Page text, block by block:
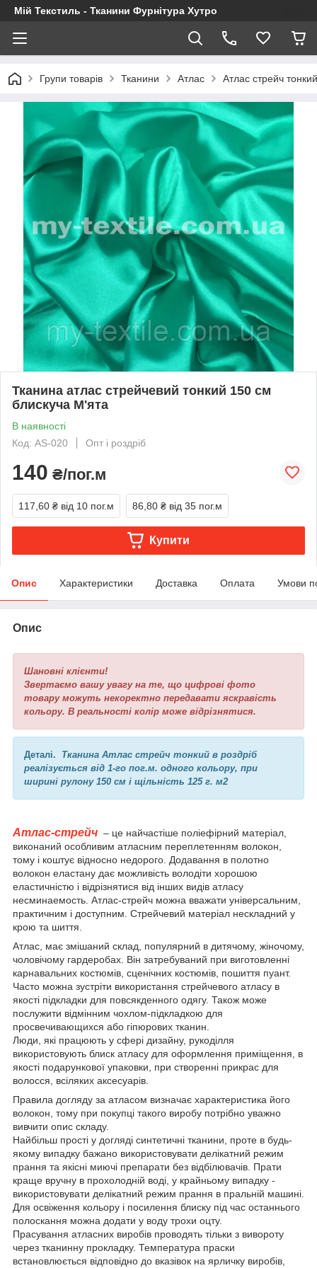
Мій Текстиль - Тканини Фурнітура Хутро
Групи товарів Тканини Атлас Атлас стрейч тонкий
Тканина атлас стрейчевий тонкий 150 см
блискуча М'ята
В наявності
Код: AS-020
Опт і роздріб
140 ₴/пог.м
117,60 ₴ від 10 пог.м 86,80 ₴ від 35 пог.м
Купити
Опис Характеристики Доставка Оплата Умови
Опис
Шановні клієнти!
Звертаємо вашу увагу на те, що цифрові фото
товару можуть некоректно передавати яскравість
кольору. В реальності колір може відрізнятися.
Деталі.
Тканина Атлас стрейч тонкий в роздріб
реалізується від 1-го пог.м. одного кольору, при
ширині рулону 150 см і щільність 125 г. м2
Атлас-стрейч – це найчастіше поліефірний матеріал,
виконаний особливим атласним переплетенням волокон,
тому і коштує відносно недорого. Додавання в полотно
волокон еластану дає можливість володіти хорошою
еластичністю і відрізнятися від інших видів атласу
несминаемость. Атлас-стрейч можна вважати універсальним,
практичним і доступним. Стрейчевий матеріал нескладний у
крою та шиття.
Атлас, має змішаний склад, популярний в дитячому, жіночому,
чоловічому гардеробах. Він затребуваний при виготовленні
карнавальних костюмів, сценічних костюмів, пошиття пуант.
Часто можна зустріти використання стрейчевого атласу в
якості підкладки для повсякденного одягу. Також може
послужити відмінним чохлом-підкладкою для
просвечивающихся або гіпюрових тканин.
Люди, які працюють у сфері дизайну, рукоділля
використовують блиск атласу для оформлення приміщення, в
якості подарункової упаковки, при створенні прикрас для
волосся, всіляких аксесуарів.
Правила догляду за атласом визначає характеристика його
волокон, тому при покупці такого виробу потрібно уважно
вивчити опис складу.
Найбільш прості у догляді синтетичні тканини, проте в будь-
якому випадку бажано використовувати делікатний режим
прання та якісні миючі препарати без відбілювачів. Прати
краще вручну в прохолодній воді, у крайньому випадку -
використовувати делікатний режим прання в пральній машині.
Для освіження кольору і посилення блиску під час останнього
полоскання можна додати у воду трохи оцту.
Прасування атласних виробів проводять тільки з вивороту
через тканинну прокладку. Температура праски
встановлюється відповідно до вказівок на ярличку виробів,